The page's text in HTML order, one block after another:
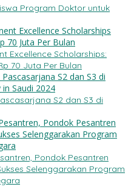
Program Doktor untuk
Excellence Scholarships:
70 Juta Per Bulan
S2 dan S3 di
Pondok Pesantren
Selenggarakan Program